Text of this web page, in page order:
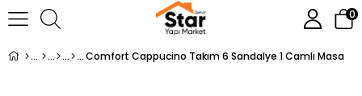
0
Comfort Cappucino Takım 6 Sandalye 1 Camlı Masa